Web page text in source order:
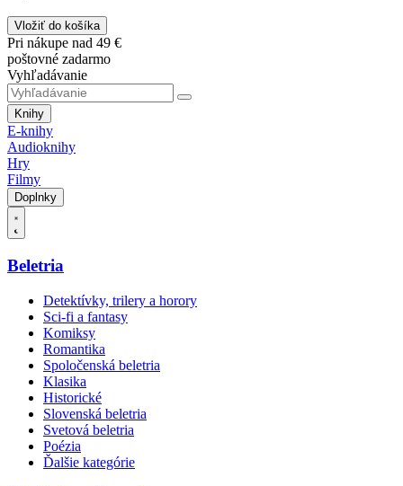
Vložiť do košíka
Pri nákupe nad 49 €
poštovné zadarmo
Vyhľadávanie
Knihy
E-knihy
Audioknihy
Hry
Filmy
Doplnky
Beletria
Detektívky, trilery a horory
Sci-fi a fantasy
Komiksy
Romantika
Spoločenská beletria
Klasika
Historické
Slovenská beletria
Svetová beletria
Poézia
Ďalšie kategórie